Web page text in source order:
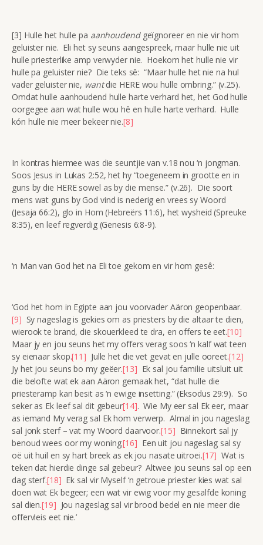
[3] Hulle het hulle pa aanhoudendgeïgnoreer en nie vir hom
geluister nie. Eli het sy seuns aangespreek, maar hulle nie uit
hulle priesterlike amp verwyder nie. Hoekom het hulle nie vir
hulle pa geluister nie? Die teks sê: “Maar hulle het nie na hul
vader geluister nie, wantdie HERE wou hulle ombring.” (v.25).
Omdat hulle aanhoudend hulle harte verhard het, het God hulle
oorgegee aan wat hulle wou hê en hulle harte verhard. Hulle
kón hulle nie meer bekeer nie.[8]
In kontras hiermee was die seuntjie van v.18 nou ‘n jongman.
Soos Jesus in Lukas 2:52, het hy “toegeneem in grootte en in
guns by die HERE sowel as by die mense.” (v.26). Die soort
mens wat guns by God vind is nederig en vrees sy Woord
(Jesaja 66:2), glo in Hom (Hebreërs 11:6), het wysheid (Spreuke
8:35), en leef regverdig (Genesis 6:8-9).
‘n Man van God het na Eli toe gekom en vir hom gesê:
‘God het hom in Egipte aan jou voorvader Aäron geopenbaar.
[9] Sy nageslag is gekies om as priesters by die altaar te dien,
wierook te brand, die skouerkleed te dra, en offers te eet.[10]
Maar jy en jou seuns het my offers verag soos ‘n kalf wat teen
sy eienaar skop.[11] Julle het die vet gevat en julle ooreet.[12]
Jy het jou seuns bo my geëer.[13] Ek sal jou familie uitsluit uit
die belofte wat ek aan Aäron gemaak het, “dat hulle die
priesteramp kan besit as ‘n ewige insetting.” (Eksodus 29:9). So
seker as Ek leef sal dit gebeur[14]. Wie My eer sal Ek eer, maar
as iemand My verag sal Ek hom verwerp. Almal in jou nageslag
sal jonk sterf – vat my Woord daarvoor.[15] Binnekort sal jy
benoud wees oor my woning.[16] Een uit jou nageslag sal sy
oë uit huil en sy hart breek as ek jou nasate uitroei.[17] Wat is
teken dat hierdie dinge sal gebeur? Altwee jou seuns sal op een
dag sterf.[18] Ek sal vir Myself ‘n getroue priester kies wat sal
doen wat Ek begeer; een wat vir ewig voor my gesalfde koning
sal dien.[19] Jou nageslag sal vir brood bedel en nie meer die
offervleis eet nie.’